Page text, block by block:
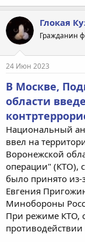
Глокая
Гражданин
24 Июн 2023
В Москве,
области
Национальный
ввел на
Воронежской
операции" (КТО),
было принято из-
Евгения
Минобороны
При режиме КТО,
противодействии